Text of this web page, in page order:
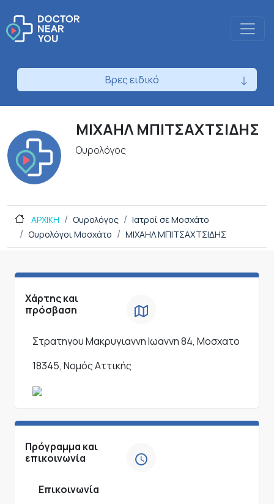
Βρες ειδικό
ΜΙΧΑΗΛ ΜΠΙΤΣΑΧΤΣΙΔΗΣ
Ουρολόγος
ΑΡΧΙΚΗ Ουρολόγος
Ιατροί σε Μοσχάτο
Ουρολόγοι Μοσχάτο
ΜΙΧΑΗΛ ΜΠΙΤΣΑΧΤΣΙΔΗΣ
Χάρτης και
πρόσβαση
Στρατηγου Μακρυγιαννη Ιωαννη 84, Μοσχατο
18345, Νομός Αττικής
Πρόγραμμα και
επικοινωνία
Επικοινωνία